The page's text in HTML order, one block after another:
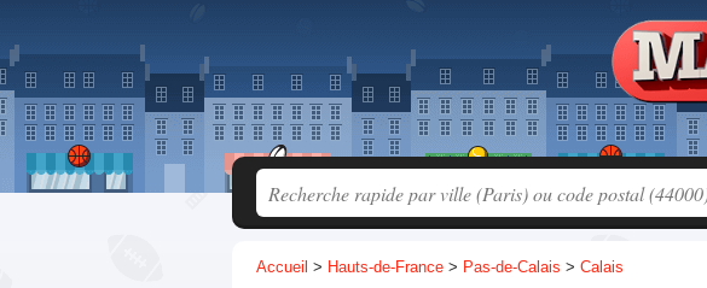
Accueil > Hauts-de-France > Pas-de-Calais > Calais